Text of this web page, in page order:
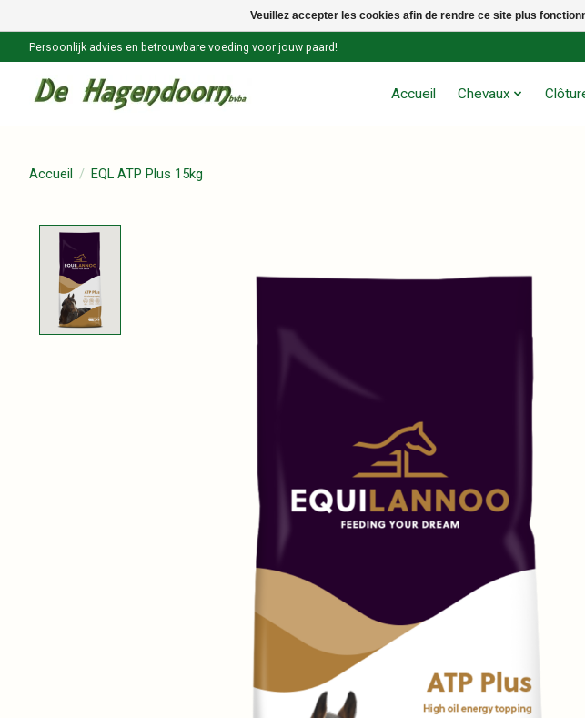
Persoonlijk advies en betrouwbare voeding voor jouw paard!
Accueil Chevaux
Accueil / EQL ATP Plus 15kg
Veuillez accepter les cookies afin de rendre ce site plus